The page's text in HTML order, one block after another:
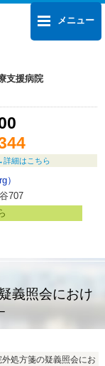
支援病院
詳細はこちら
）
707
メニュー
義照会におけ
処方箋の疑義照会にお